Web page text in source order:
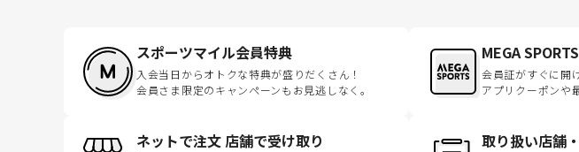
スポーツマイル会員特典
入会当日からオトクな特典が盛りだくさん！
会員さま限定のキャンペーンもお見逃しなく。
MEGA
会員証がすぐに開
アプリクーポンや
ネットで注文 店舗で受け取り 取り扱い店舗